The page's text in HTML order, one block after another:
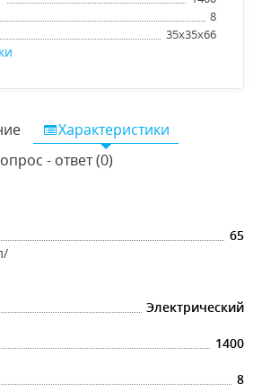
8
35x35x66
Характеристики
- ответ (0)
65
Электрический
1400
8